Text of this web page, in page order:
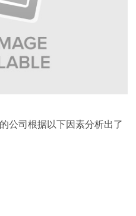
公司根据以下因素分析出了